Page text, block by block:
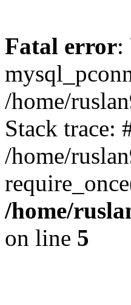
Fatal error:
/home/
Stack trace:
/home/
/home/
on line 5